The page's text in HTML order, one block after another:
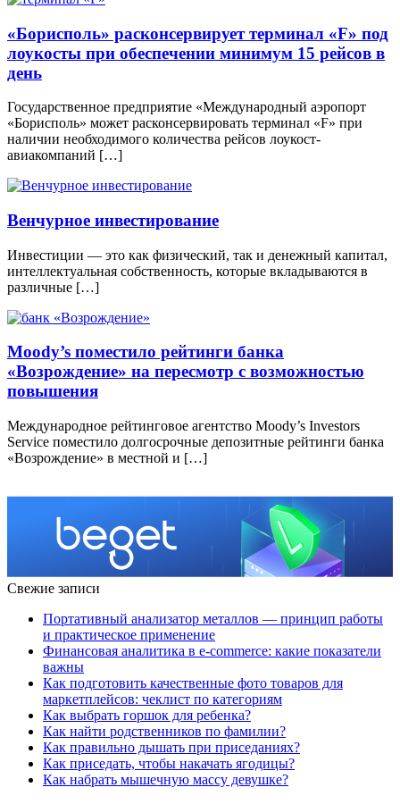
«Борисполь» расконсервирует терминал «F» под
лоукосты при обеспечении минимум 15 рейсов в
день
Государственное предприятие «Международный аэропорт
«Борисполь» может расконсервировать терминал «F» при
наличии необходимого количества рейсов лоукост-
авиакомпаний […]
Венчурное инвестирование
Инвестиции — это как физический, так и денежный капитал,
интеллектуальная собственность, которые вкладываются в
различные […]
Moody’s поместило рейтинги банка
«Возрождение» на пересмотр с возможностью
повышения
Международное рейтинговое агентство Moody’s Investors
Service поместило долгосрочные депозитные рейтинги банка
«Возрождение» в местной и […]
Свежие записи
Портативный анализатор металлов — принцип работы
и практическое применение
Финансовая аналитика в e-commerce: какие показатели
важны
Как подготовить качественные фото товаров для
маркетплейсов: чеклист по категориям
Как выбрать горшок для ребенка?
Как найти родственников по фамилии?
Как правильно дышать при приседаниях?
Как приседать, чтобы накачать ягодицы?
Как набрать мышечную массу девушке?